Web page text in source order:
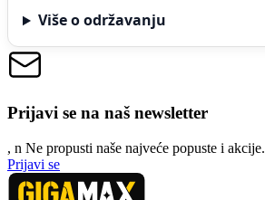
Više o održavanju
Prijavi se na naš newsletter
, n Ne propusti naše najveće popuste i akcije.
Prijavi se